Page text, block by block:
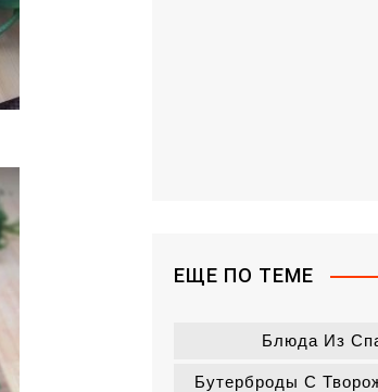
ЕЩЕ ПО ТЕМЕ
Блюда Из
Бутерброды С